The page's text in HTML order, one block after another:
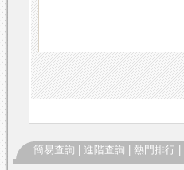
簡易查詢 進階查詢 熱門排行